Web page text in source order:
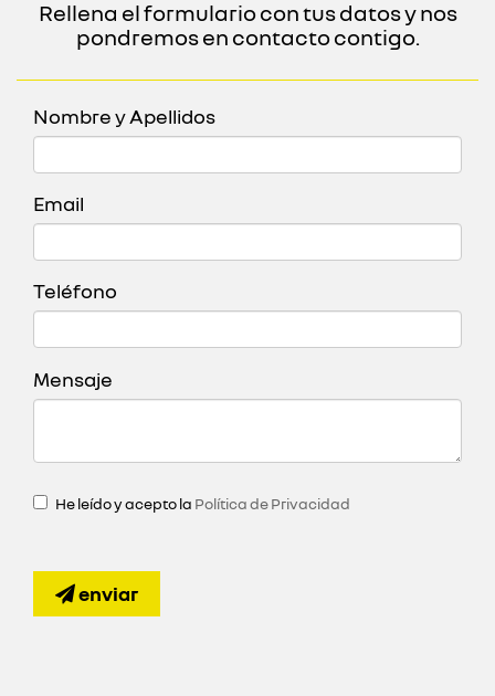
Rellena el formulario con tus datos y nos
pondremos en contacto contigo.
Nombre y Apellidos
Email
Teléfono
Mensaje
He leído y acepto la Política de Privacidad
enviar